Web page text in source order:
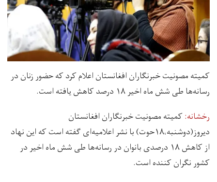
کمیته مصونیت خبرنگاران افغانستان اعلام کرد که حضور زنان در
رسانه‌ها طی شش ماه اخیر ۱۸ درصد کاهش یافته است.
رخشانه:کمیته مصونیت خبرنگاران افغانستان
دیروز(دوشنبه،۱۸حوت) با نشر اعلامیه‌ای گفته است که این نهاد
از کاهش ۱۸ درصدی بانوان در رسانه‌ها طی شش ماه اخیر در
کشور نگران کننده است.